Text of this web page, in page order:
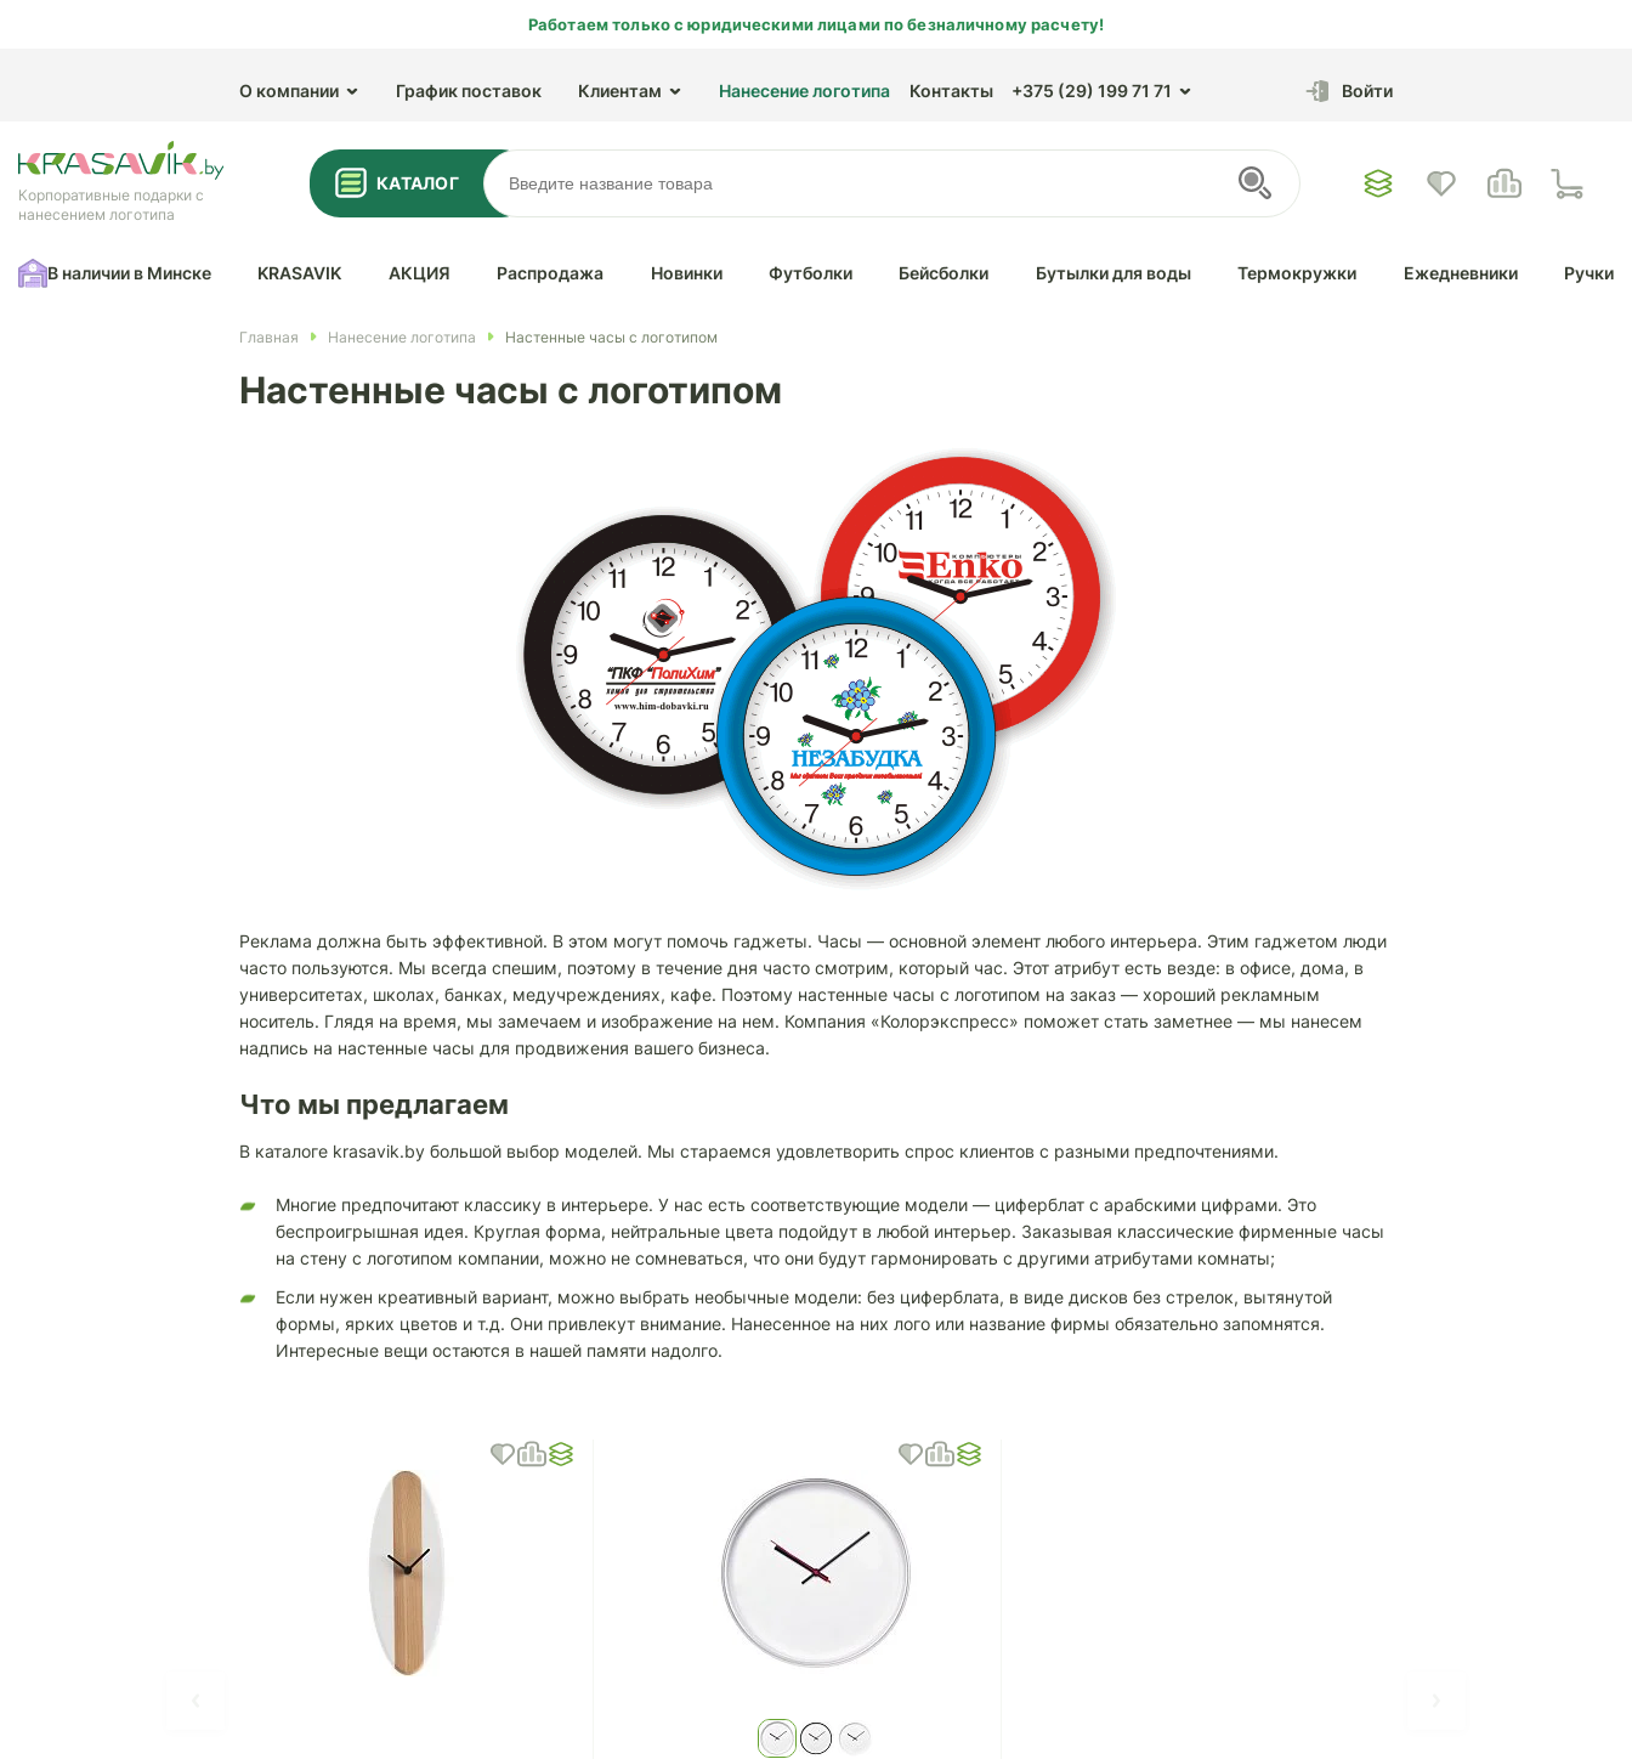
Работаем только с юридическими лицами по безналичному расчету!
О компании График поставок Клиентам Нанесение логотипа Контакты +375 (29) 199 71 71 Войти
Корпоративные подарки с
нанесением логотипа
КАТАЛОГ
В наличии в Минске KRASAVIK АКЦИЯ Распродажа Новинки Футболки Бейсболки Бутылки для воды Термокружки Ежедневники Ручки
Главная Нанесение логотипа Настенные часы с логотипом
Настенные часы с логотипом
Реклама должна быть эффективной. В этом могут помочь гаджеты. Часы — основной элемент любого интерьера. Этим гаджетом люди
часто пользуются. Мы всегда спешим, поэтому в течение дня часто смотрим, который час. Этот атрибут есть везде: в офисе, дома, в
университетах, школах, банках, медучреждениях, кафе. Поэтому настенные часы с логотипом на заказ — хороший рекламным
носитель. Глядя на время, мы замечаем и изображение на нем. Компания «Колорэкспресс» поможет стать заметнее — мы нанесем
надпись на настенные часы для продвижения вашего бизнеса.
Что мы предлагаем
В каталоге krasavik.by большой выбор моделей. Мы стараемся удовлетворить спрос клиентов с разными предпочтениями.
Многие предпочитают классику в интерьере. У нас есть соответствующие модели — циферблат с арабскими цифрами. Это
беспроигрышная идея. Круглая форма, нейтральные цвета подойдут в любой интерьер. Заказывая классические фирменные часы
на стену с логотипом компании, можно не сомневаться, что они будут гармонировать с другими атрибутами комнаты;
Если нужен креативный вариант, можно выбрать необычные модели: без циферблата, в виде дисков без стрелок, вытянутой
формы, ярких цветов и т.д. Они привлекут внимание. Нанесенное на них лого или название фирмы обязательно запомнятся.
Интересные вещи остаются в нашей памяти надолго.